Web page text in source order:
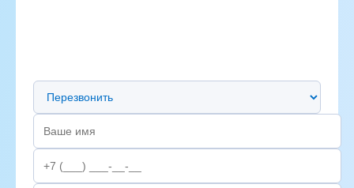
Предпочтительный способ связи